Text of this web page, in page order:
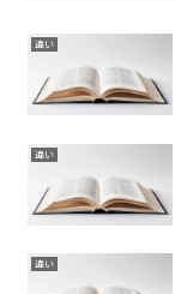
違い
違い
違い